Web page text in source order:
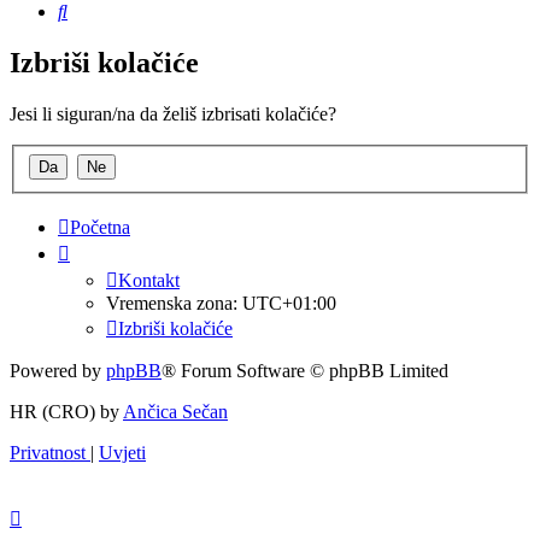
Pretražnik
Izbriši kolačiće
Jesi li siguran/na da želiš izbrisati kolačiće?
Početna
Kontakt
Vremenska zona: UTC+01:00
Izbriši kolačiće
Powered by phpBB® Forum Software © phpBB Limited
HR (CRO) by Ančica Sečan
Privatnost | Uvjeti